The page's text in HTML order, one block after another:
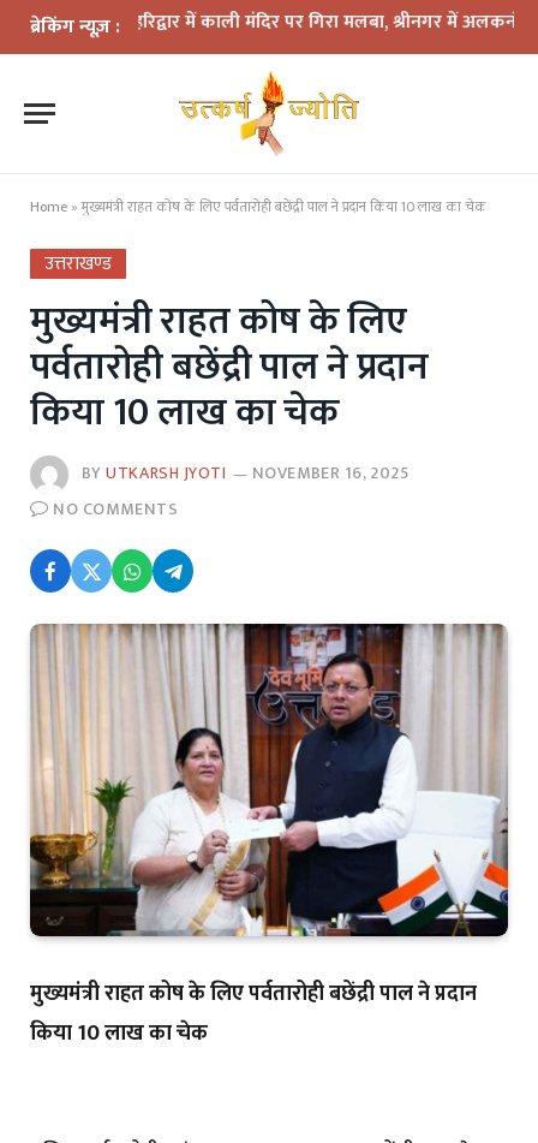
ब्रेकिंग न्यूज़ :
कहर: हरिद्वार में काली मंदिर पर गिरा मलबा, श्रीनगर में अलकनंदा का
Home »मुख्यमंत्री राहत कोष के लिए पर्वतारोही बछेंद्री पाल ने प्रदान किया 10 लाख का चेक
उत्तराखण्ड
मुख्यमंत्री राहत कोष के लिए
पर्वतारोही बछेंद्री पाल ने प्रदान
किया 10 लाख का चेक
BYUTKARSH JYOTI
NOVEMBER 16, 2025
NO COMMENTS
मुख्यमंत्री राहत कोष के लिए पर्वतारोही बछेंद्री पाल ने प्रदान
किया 10 लाख का चेक